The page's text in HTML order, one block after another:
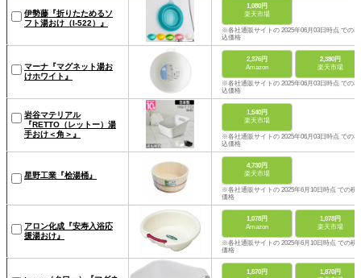
伊勢藤『折りたためるソ
フト湯おけ（I-522）』
1,080円
楽天市場
※各社通販サイトの 2025年06月03日時点 での税
込価格
マーナ『マグネット湯お
けホワイト』
2,376円
Amazon
2,380円
楽天市場
※各社通販サイトの 2025年06月03日時点 での税
込価格
岩谷マテリアル
『RETTO（レットー）湯
手おけ＜角＞』
1,540円
楽天市場
※各社通販サイトの 2025年06月03日時点 での税
込価格
星野工業『桧湯桶』
4,730円
楽天市場
※各社通販サイトの 2025年6月10日時点 での税
価格
アロン化成『安寿入浴応
援湯おけ』
1,078円
Amazon
1,078円
楽天市場
※各社通販サイトの 2025年6月10日時点 での税
価格
1,870円
1,870円